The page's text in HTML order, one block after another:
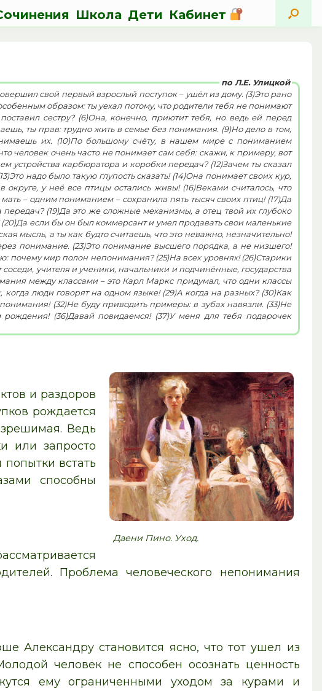
Школа Дети Кабинет
по Л.Е. Улицкой
свой первый взрослый поступок – ушёл из дому. (3)Это рано
образом: ты уехал потому, что родители тебя не понимают
сестру? (6)Она, конечно, приютит тебя, но ведь ей перед
ты прав: трудно жить в семье без понимания. (9)Но дело в том,
их. (10)По большому счёту, в нашем мире с пониманием
человек очень часто не понимает сам себя: скажи, к примеру, вот
устройства карбюратора и коробки передач? (12)Зачем ты сказал
у неё все птицы остались живы! (16)Веками считалось, что
– одним пониманием – сохранила пять тысяч своих птиц! (17)Да
если бы он был коммерсант и умел продавать свои маленькие
мысль, а ты как будто считаешь, что это неважно, незначительно!
понимание. (23)Это понимание высшего порядка, а не низшего!
почему мир полон непонимания? (25)На всех уровнях! (26)Старики
учителя и ученики, начальники и подчинённые, государства
между классами – это Карл Маркс придумал, что одни классы
люди говорят на одном языке! (29)А когда на разных? (30)Как
(32)Не буду приводить примеры: в зубах навязли. (33)Не
Даени Пино. Уход.
и раздоров
рождается
Ведь
или запросто
встать
способны
Проблема человеческого непонимания
Александру становится ясно, что тот ушел из
человек не способен осознать ценность
ему ограниченными уходом за курами и